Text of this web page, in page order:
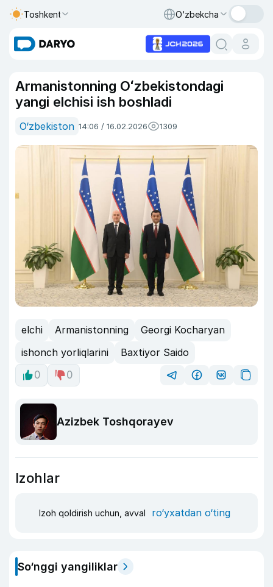
Toshkent O‘zbekcha
Armanistonning Oʻzbekistondagi
yangi elchisi ish boshladi
O‘zbekiston 14:06 / 16.02.2026 1309
elchi Armanistonning
Georgi Kocharyan
ishonch yorliqlarini
Baxtiyor Saido
0
0
Azizbek Toshqorayev
Izohlar
Izoh qoldirish uchun, avval ro‘yxatdan o‘ting
So‘nggi yangiliklar